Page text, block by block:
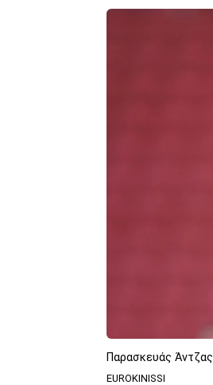
Παρασκευάς Άντζας
EUROKINISSI